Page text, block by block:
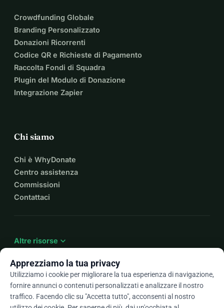
Crowdfunding Globale
Branding Personalizzato
Donazioni Ricorrenti
Codice QR e Richieste di Pagamento
Raccolta Fondi di Squadra
Plugin del Modulo di Donazione
Integrazione Zapier
Chi siamo
Chi è WhyDonate
Centro assistenza
Commissioni
Contattaci
Altre risorse expand_more
It arrow_drop_down
Apprezziamo la tua privacy
Utilizziamo i cookie per migliorare la tua esperienza di navigazione,
fornire annunci o contenuti personalizzati e analizzare il nostro
traffico. Facendo clic su "Accetta tutto", acconsenti al nostro